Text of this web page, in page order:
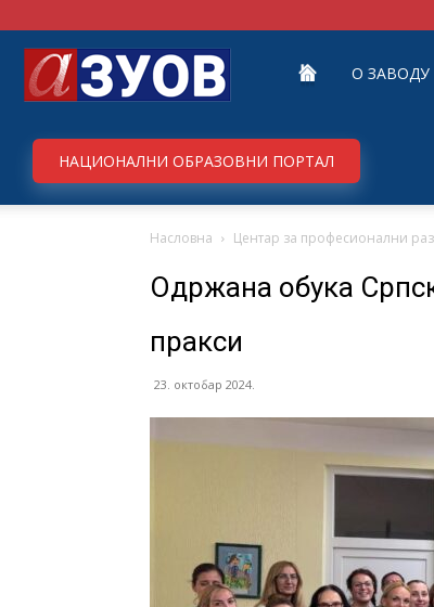
за
унапређивање
образовања
и
О ЗАВОДУ
НАЦИОНАЛНИ ОБРАЗОВНИ ПОРТАЛ
Насловна Центар за професионални
Одржана обука
пракси
23. октобар 2024.